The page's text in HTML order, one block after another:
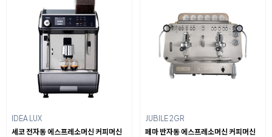
IDEA LUX
세코 전자동 에스프레소머신 커피머신
JUBILE 2GR
페마 반자동 에스프레소머신 커피머신